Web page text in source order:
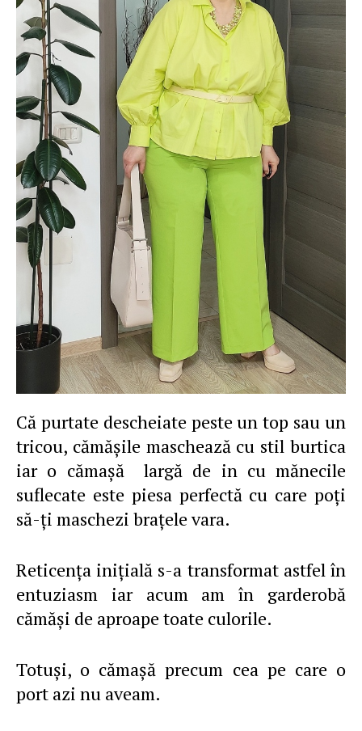
Că purtate descheiate peste un top sau un
tricou, cămăşile maschează cu stil burtica
iar o cămaşă largă de in cu mănecile
suflecate este piesa perfectă cu care poţi
să-ţi maschezi braţele vara.
Reticenţa iniţială s-a transformat astfel în
entuziasm iar acum am în garderobă
cămăşi de aproape toate culorile.
Totuşi, o cămaşă precum cea pe care o
port azi nu aveam.